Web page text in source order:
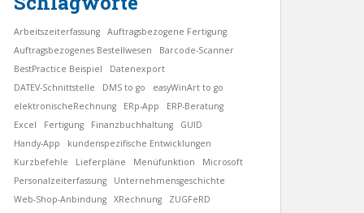
Arbeitszeiterfassung
Auftragsbezogene Fertigung
Auftragsbezogenes Bestellwesen
Barcode-Scanner
BestPractice Beispiel
Datenexport
DATEV-Schnittstelle
DMS to go
easyWinArt to go
elektronischeRechnung
ERp-App
ERP-Beratung
Excel
Fertigung Finanzbuchhaltung
GUID
Handy-App
kundenspezifische Entwicklungen
Kurzbefehle
Lieferpläne Menüfunktion
Microsoft
Personalzeiterfassung
Unternehmensgeschichte
Web-Shop-Anbindung
XRechnung ZUGFeRD